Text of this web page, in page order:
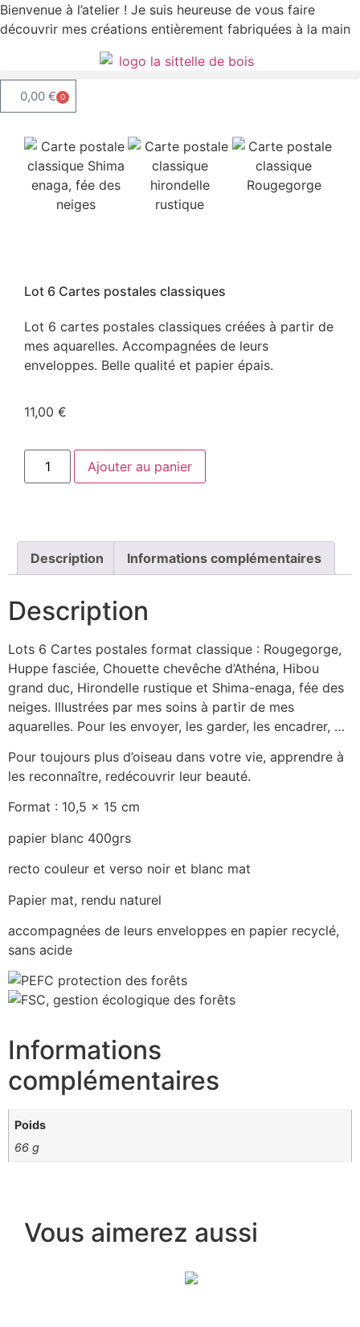
Bienvenue à l’atelier ! Je suis heureuse de vous faire
découvrir mes créations entièrement fabriquées à la main
0,00 € 0
Lot 6 Cartes postales classiques
Lot 6 cartes postales classiques créées à partir de
mes aquarelles. Accompagnées de leurs
enveloppes. Belle qualité et papier épais.
11,00 €
Ajouter au panier
Description Informations complémentaires
Description
Lots 6 Cartes postales format classique : Rougegorge,
Huppe fasciée, Chouette chevêche d’Athéna, Hibou
grand duc, Hirondelle rustique et Shima-enaga, fée des
neiges. Illustrées par mes soins à partir de mes
aquarelles. Pour les envoyer, les garder, les encadrer, …
Pour toujours plus d’oiseau dans votre vie, apprendre à
les reconnaître, redécouvrir leur beauté.
Format : 10,5 x 15 cm
papier blanc 400grs
recto couleur et verso noir et blanc mat
Papier mat, rendu naturel
accompagnées de leurs enveloppes en papier recyclé,
sans acide
Informations
complémentaires
Poids
66 g
Vous aimerez aussi